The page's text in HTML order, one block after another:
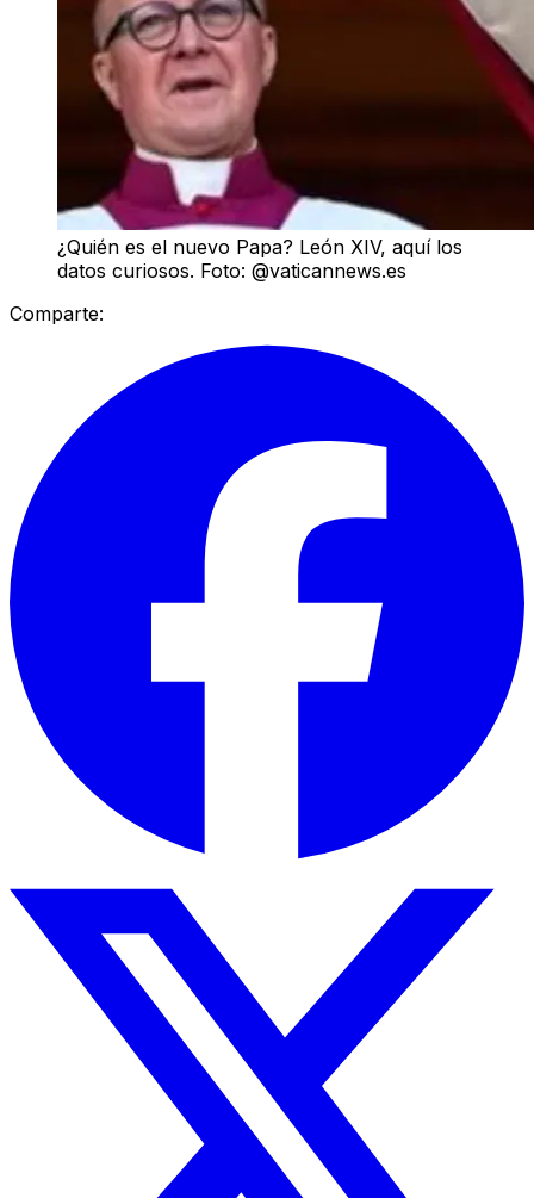
¿Quién es el nuevo Papa? León XIV, aquí los
datos curiosos. Foto: @vaticannews.es
Comparte: